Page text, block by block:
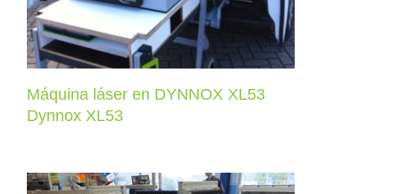
Máquina láser en DYNNOX XL53
Dynnox XL53